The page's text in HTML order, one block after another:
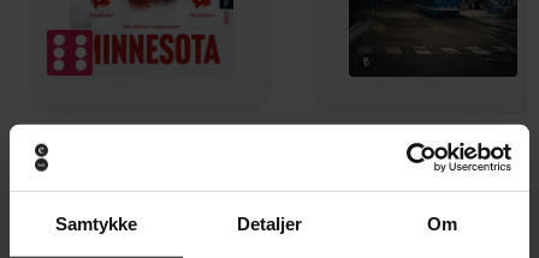
Samtykke Detaljer Om
EBOK
129,-
Utskudd
EBOK